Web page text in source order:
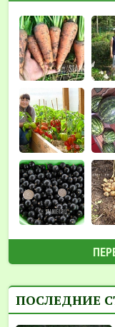
ПОСЛЕДНИЕ